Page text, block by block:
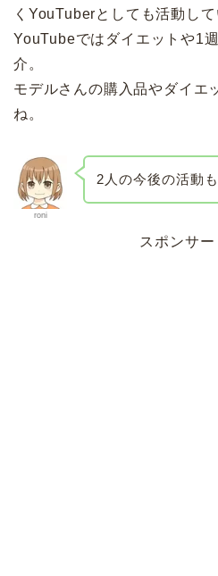
くYouTuberとしても活動して
YouTubeではダイエットや1
介。
モデルさんの購入品やダイエ
ね。
roni
2人の今後の活動
スポンサー